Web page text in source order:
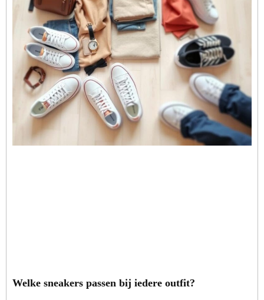
Welke sneakers passen bij iedere outfit?